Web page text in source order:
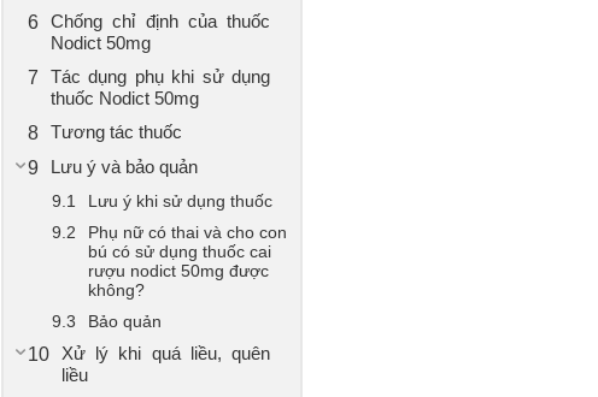
Chống chỉ định của thuốc
Nodict 50mg
Tác dụng phụ khi sử dụng
thuốc Nodict 50mg
Tương tác thuốc
Lưu ý và bảo quản
Lưu ý khi sử dụng thuốc
Phụ nữ có thai và cho con
bú có sử dụng thuốc cai
rượu nodict 50mg được
không?
Bảo quản
Xử lý khi quá liều, quên
liều